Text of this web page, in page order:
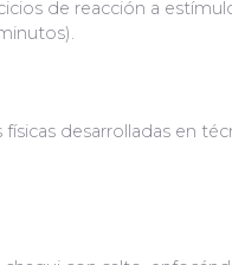
de reacción a
físicas desarrolladas en